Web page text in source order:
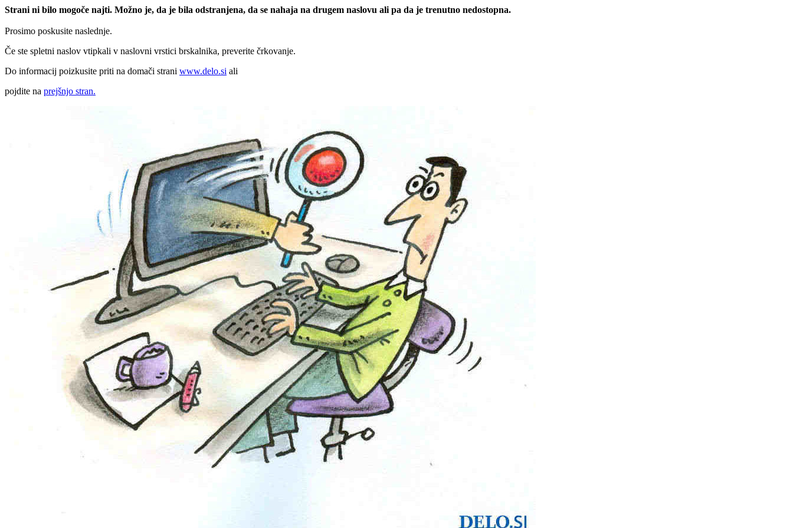
Strani ni bilo mogoče najti. Možno je, da je bila odstranjena, da se nahaja na drugem naslovu ali pa da je trenutno nedostopna.
Prosimo poskusite naslednje.
Če ste spletni naslov vtipkali v naslovni vrstici brskalnika, preverite črkovanje.
Do informacij poizkusite priti na domači strani www.delo.si ali
pojdite na prejšnjo stran.